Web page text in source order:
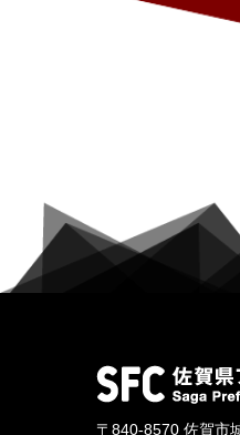
〒840-8570 佐賀市